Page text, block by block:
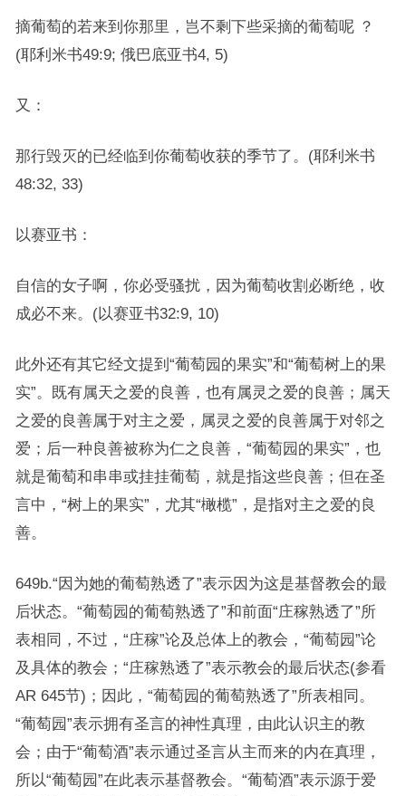
摘葡萄的若来到你那里，岂不剩下些采摘的葡萄呢 ？
(耶利米书49:9; 俄巴底亚书4, 5)
又：
那行毁灭的已经临到你葡萄收获的季节了。(耶利米书
48:32, 33)
以赛亚书：
自信的女子啊，你必受骚扰，因为葡萄收割必断绝，收
成必不来。(以赛亚书32:9, 10)
此外还有其它经文提到“葡萄园的果实”和“葡萄树上的果
实”。既有属天之爱的良善，也有属灵之爱的良善；属天
之爱的良善属于对主之爱，属灵之爱的良善属于对邻之
爱；后一种良善被称为仁之良善，“葡萄园的果实”，也
就是葡萄和串串或挂挂葡萄，就是指这些良善；但在圣
言中，“树上的果实”，尤其“橄榄”，是指对主之爱的良
善。
649b.“因为她的葡萄熟透了”表示因为这是基督教会的最
后状态。“葡萄园的葡萄熟透了”和前面“庄稼熟透了”所
表相同，不过，“庄稼”论及总体上的教会，“葡萄园”论
及具体的教会；“庄稼熟透了”表示教会的最后状态(参看
AR 645节)；因此，“葡萄园的葡萄熟透了”所表相同。
“葡萄园”表示拥有圣言的神性真理，由此认识主的教
会；由于“葡萄酒”表示通过圣言从主而来的内在真理，
所以“葡萄园”在此表示基督教会。“葡萄酒”表示源于爱